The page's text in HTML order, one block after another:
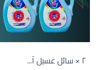
٢ × صابون سائل ...